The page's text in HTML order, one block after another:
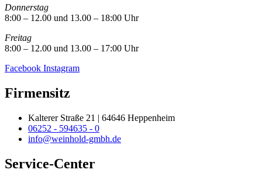
Donnerstag
8:00 – 12.00 und 13.00 – 18:00 Uhr
Freitag
8:00 – 12.00 und 13.00 – 17:00 Uhr
Facebook Instagram
Firmensitz
Kalterer Straße 21 | 64646 Heppenheim
06252 - 594635 - 0
info@weinhold-gmbh.de
Service-Center